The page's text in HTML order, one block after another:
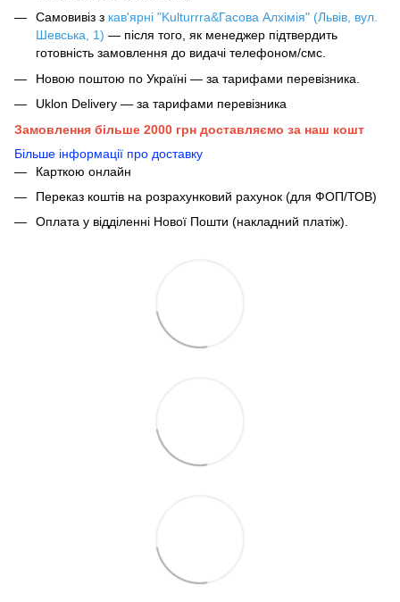
Самовивіз з кав'ярні "Kulturrra&Гасова Алхімія" (Львів, вул.
Шевська, 1) — після того, як менеджер підтвердить
готовність замовлення до видачі телефоном/смс.
Новою поштою по Україні — за тарифами перевізника.
Uklon Delivery — за тарифами перевізника
Замовлення більше 2000 грн доставляємо за наш кошт
Більше інформації про доставку
Карткою онлайн
Переказ коштів на розрахунковий рахунок (для ФОП/ТОВ)
Оплата у відділенні Нової Пошти (накладний платіж).